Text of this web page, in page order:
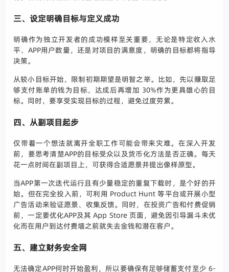
三、设定明确目标与定义成功
明确作为独立开发者的成功模样至关重要，无论是特定收入水
平、APP用户数量，还是对项目的满意度，明确的目标都将指导
决策。
从较小目标开始，限制初期期望是明智之举。比如，先以赚取足
够支付账单的钱为目标，达成后再增加 30%作为更具雄心的目
标。同时，要享受实现目标的过程，避免过度劳累。
四、从副项目起步
仅带着一个想法就离开全职工作可能会带来灾难。在深入开发
前，要思考清楚APP的目标受众以及货币化方法是否正确。每天
花一点时间在副项目上，可获得合适愿景并提出像样原型。
当APP第一次迭代运行且有少量稳定的重复下载时，是个好的开
始。但在完全投入前，可利用 Product Hunt 等平台或开展小型
广告活动来验证愿景、收集反馈。同时，在投资广告和付费促销
前，一定要优化APP及其 App Store 页面，避免因引导漏斗未优
化而在用户到达付费墙之前就失去金钱和潜在客户。
五、建立财务安全网
无法确定APP何时开始盈利，所以要确保有足够储蓄支付至少 6-